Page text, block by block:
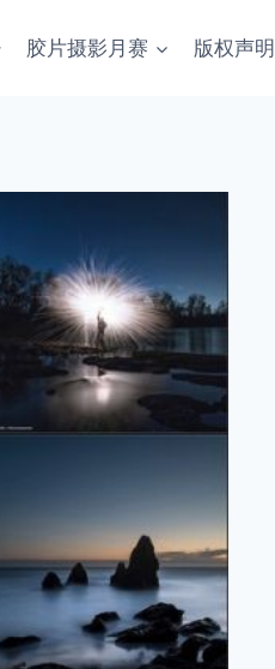
胶片摄影月赛 版权声明